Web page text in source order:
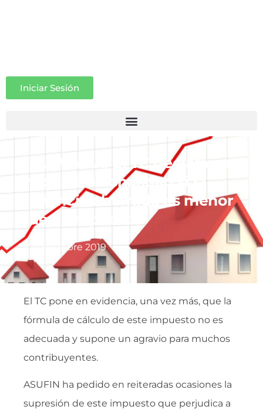
Iniciar Sesión
PLUSVALÍA: El TC declara su
inconstitucionalidad si la
ganancia obtenida es menor
que el impuesto
14 noviembre 2019
El TC pone en evidencia, una vez más, que la
fórmula de cálculo de este impuesto no es
adecuada y supone un agravio para muchos
contribuyentes.
ASUFIN ha pedido en reiteradas ocasiones la
supresión de este impuesto que perjudica a